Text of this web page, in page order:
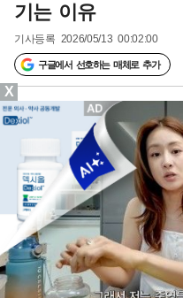
기는 이유
기사등록 2026/05/13 00:02:00
구글에서 선호하는 매체로 추가
X